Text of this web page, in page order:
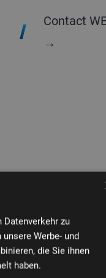
Contact
→
Datenverkehr zu
Werbe- und
die Sie ihnen
haben.